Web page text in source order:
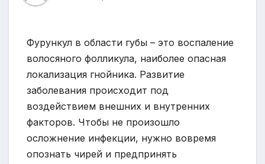
Фурункул в области губы – это воспаление
волосяного фолликула, наиболее опасная
локализация гнойника. Развитие
заболевания происходит под
воздействием внешних и внутренних
факторов. Чтобы не произошло
осложнение инфекции, нужно вовремя
опознать чирей и предпринять